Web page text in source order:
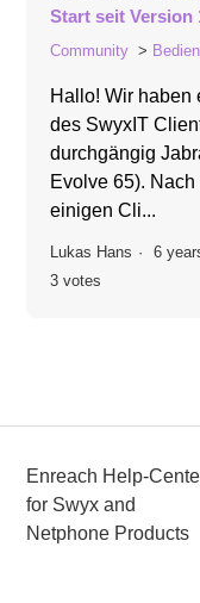
Start seit Version
Community
Hallo! Wir haben
des SwyxIT
durchgängig
Evolve 65).
einigen Cli...
Lukas Hans 6
3 votes
Enreach Help-
for Swyx and
Netphone Products